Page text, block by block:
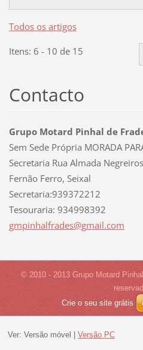
Todos os artigos
Itens: 6 - 10 de 15
Contacto
Grupo Motard Pinhal de
Sem Sede Própria MORADA
Secretaria Rua Almada
Fernão Ferro, Seixal
Secretaria:939372212
Tesouraria: 934998392
gmpinhalfrades@gmail.com
© 2010 - 2013 Grupo Motard
Crie o seu site grátis
Ver: Versão móvel Versão PC